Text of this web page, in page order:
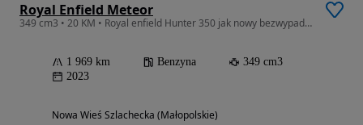
Royal Enfield Meteor
349 cm3 • 20 KM • Royal enfield Hunter 350 jak nowy bezwypadkowy 1969 km. A2
1 969 km Benzyna
349 cm3
2023
Nowa Wieś Szlachecka (Małopolskie)